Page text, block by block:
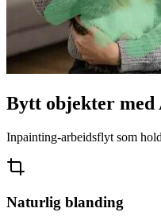
Bytt objekter
Inpainting-arbeidsflyt som
Naturlig blanding